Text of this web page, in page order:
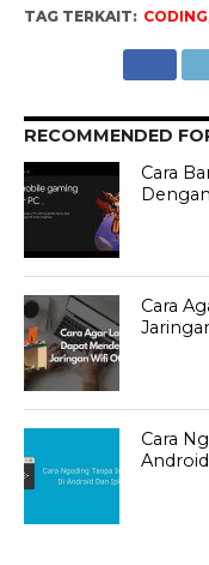
TAG TERKAIT: CODING,
RECOMMENDED
Cara
Cara
Cara